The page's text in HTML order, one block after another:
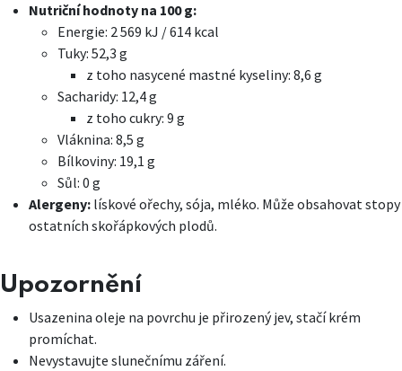
Nutriční hodnoty na 100 g:
Energie: 2 569 kJ / 614 kcal
Tuky: 52,3 g
z toho nasycené mastné kyseliny: 8,6 g
Sacharidy: 12,4 g
z toho cukry: 9 g
Vláknina: 8,5 g
Bílkoviny: 19,1 g
Sůl: 0 g
Alergeny: lískové ořechy, sója, mléko. Může obsahovat stopy
ostatních skořápkových plodů.
Upozornění
Usazenina oleje na povrchu je přirozený jev, stačí krém
promíchat.
Nevystavujte slunečnímu záření.